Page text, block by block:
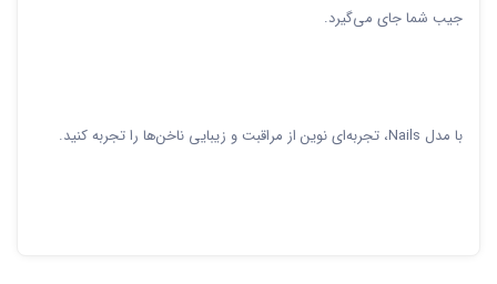
جیب شما جای می‌گیرد.
با مدل Nails، تجربه‌ای نوین از مراقبت و زیبایی ناخن‌ها را تجربه کنید.